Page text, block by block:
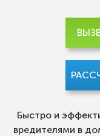
Быстро и
вредителями в